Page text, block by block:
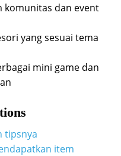
komunitas dan event
yang sesuai tema
mini game dan
tipsnya
item